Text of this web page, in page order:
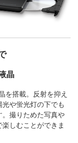
晶
を搭載。反射を抑え
や蛍光灯の下でも
撮りためた写真や
しむことができま